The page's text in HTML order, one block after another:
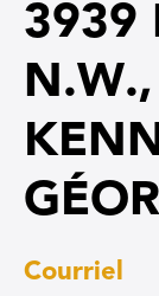
3939
Courriel